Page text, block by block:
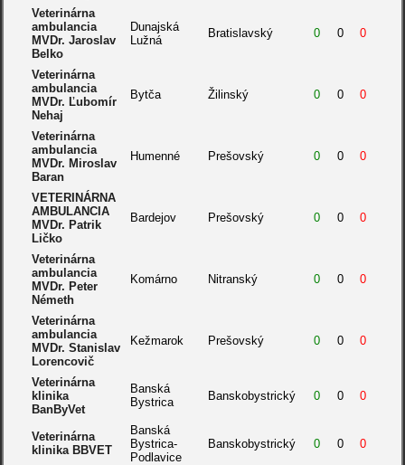
Veterinárna
ambulancia
MVDr. Jaroslav
Belko
Dunajská
Lužná
Bratislavský 0 0 0
Veterinárna
ambulancia
MVDr. Ľubomír
Nehaj
Bytča Žilinský 0 0 0
Veterinárna
ambulancia
MVDr. Miroslav
Baran
Humenné Prešovský 0 0 0
VETERINÁRNA
AMBULANCIA
MVDr. Patrik
Ličko
Bardejov Prešovský 0 0 0
Veterinárna
ambulancia
MVDr. Peter
Németh
Komárno Nitranský 0 0 0
Veterinárna
ambulancia
MVDr. Stanislav
Lorencovič
Kežmarok Prešovský 0 0 0
Veterinárna
klinika
BanByVet
Banská
Bystrica
Banskobystrický 0 0 0
Veterinárna
klinika BBVET
Banská
Bystrica-
Podlavice
Banskobystrický 0 0 0